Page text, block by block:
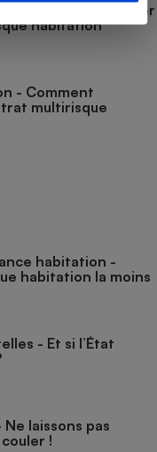
- Comment changer
habitation
- Comment
multirisque
habitation -
habitation la moins
- Et si l’État
laissons pas
!